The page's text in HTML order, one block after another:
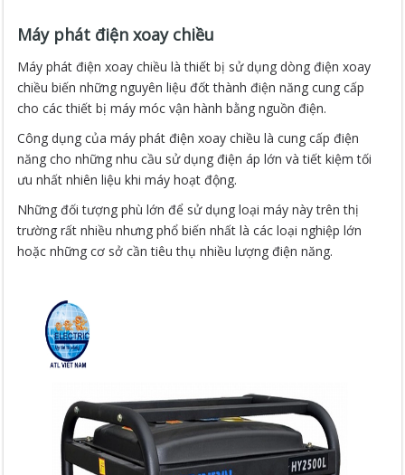
Máy phát điện xoay chiều
Máy phát điện xoay chiều là thiết bị sử dụng dòng điện xoay
chiều biến những nguyên liệu đốt thành điện năng cung cấp
cho các thiết bị máy móc vận hành bằng nguồn điện.
Công dụng của máy phát điện xoay chiều là cung cấp điện
năng cho những nhu cầu sử dụng điện áp lớn và tiết kiệm tối
ưu nhất nhiên liệu khi máy hoạt động.
Những đối tượng phù lớn để sử dụng loại máy này trên thị
trường rất nhiều nhưng phổ biến nhất là các loại nghiệp lớn
hoặc những cơ sở cần tiêu thụ nhiều lượng điện năng.